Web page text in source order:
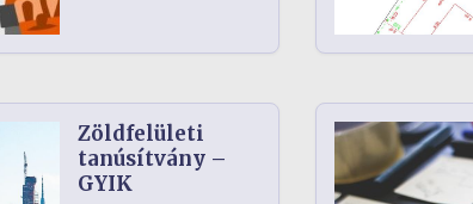
Zöldfelületi
tanúsítvány –
GYIK